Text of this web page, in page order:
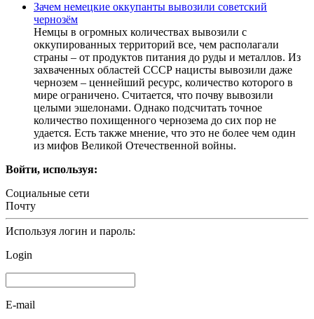
Зачем немецкие оккупанты вывозили советский
чернозём
Немцы в огромных количествах вывозили с
оккупированных территорий все, чем располагали
страны – от продуктов питания до руды и металлов. Из
захваченных областей СССР нацисты вывозили даже
чернозем – ценнейший ресурс, количество которого в
мире ограничено. Считается, что почву вывозили
целыми эшелонами. Однако подсчитать точное
количество похищенного чернозема до сих пор не
удается. Есть также мнение, что это не более чем один
из мифов Великой Отечественной войны.
Войти, используя:
Социальные сети
Почту
Используя логин и пароль:
Login
E-mail